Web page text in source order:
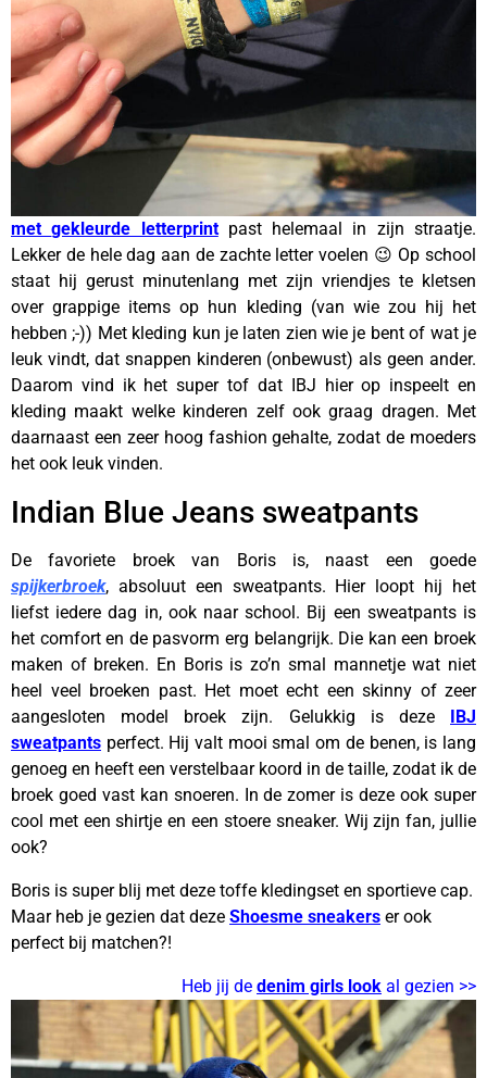
metgekleurde letterprintpast helemaal in zijn straatje.
Lekker de hele dag aan de zachte letter voelen 😉 Op school
staat hij gerust minutenlang met zijn vriendjes te kletsen
over grappige items op hun kleding (van wie zou hij het
hebben ;-)) Met kleding kun je laten zien wie je bent of wat je
leuk vindt, dat snappen kinderen (onbewust) als geen ander.
Daarom vind ik het super tof dat IBJ hier op inspeelt en
kleding maakt welke kinderen zelf ook graag dragen. Met
daarnaast een zeer hoog fashion gehalte, zodat de moeders
het ook leuk vinden.
Indian Blue Jeans sweatpants
De favoriete broek van Boris is, naast een goede
spijkerbroek, absoluut een sweatpants. Hier loopt hij het
liefst iedere dag in, ook naar school. Bij een sweatpants is
het comfort en de pasvorm erg belangrijk. Die kan een broek
maken of breken. En Boris is zo’n smal mannetje wat niet
heel veel broeken past. Het moet echt een skinny of zeer
aangesloten model broek zijn. Gelukkig is deze IBJ
sweatpants perfect. Hij valt mooi smal om de benen, is lang
genoeg en heeft een verstelbaar koord in de taille, zodat ik de
broek goed vast kan snoeren. In de zomer is deze ook super
cool met een shirtje en een stoere sneaker. Wij zijn fan, jullie
ook?
Boris is super blij met deze toffe kledingset en sportieve cap.
Maar heb je gezien dat deze Shoesme sneakers er ook
perfect bij matchen?!
Heb jij de denim girls look al gezien >>